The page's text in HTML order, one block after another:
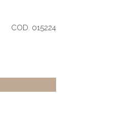
COD. 015224